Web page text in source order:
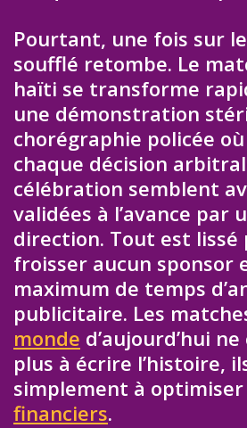
Pourtant, une fois sur
soufflé retombe. Le
haïti se transforme
une démonstration
chorégraphie policée
chaque décision
célébration semblent
validées à l’avance par
direction. Tout est lissé
froisser aucun sponsor
maximum de temps
publicitaire. Les
monde d’aujourd’hui
plus à écrire l’histoire,
simplement à optimiser
financiers.